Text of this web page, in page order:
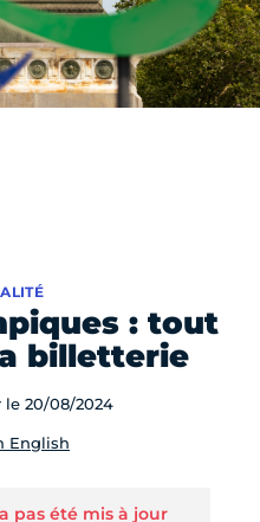
: tout
billetterie
le 20/08/2024
English
pas été mis à jour